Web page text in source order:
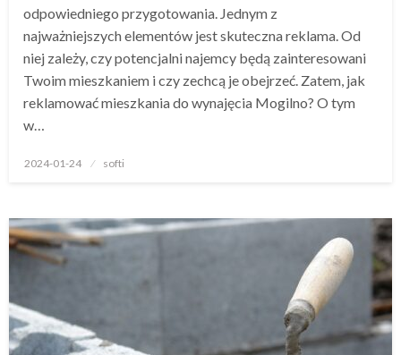
odpowiedniego przygotowania. Jednym z
najważniejszych elementów jest skuteczna reklama. Od
niej zależy, czy potencjalni najemcy będą zainteresowani
Twoim mieszkaniem i czy zechcą je obejrzeć. Zatem, jak
reklamować mieszkania do wynajęcia Mogilno? O tym
w…
Opublikowane
2024-01-24 softi